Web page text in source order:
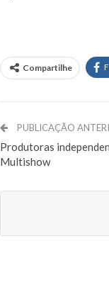
Compartilhe
PUBLICAÇÃO
Produtoras
Multishow